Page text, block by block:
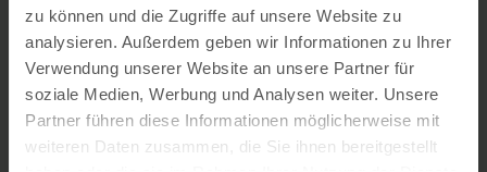
zu können und die Zugriffe auf unsere Website zu
analysieren. Außerdem geben wir Informationen zu Ihrer
Verwendung unserer Website an unsere Partner für
soziale Medien, Werbung und Analysen weiter. Unsere
Partner führen diese Informationen möglicherweise mit
weiteren Daten zusammen, die Sie ihnen bereitgestellt